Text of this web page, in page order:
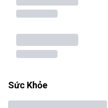
Sức Khỏe